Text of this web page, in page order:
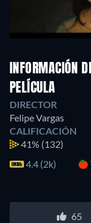
INFORMACIÓN
PELÍCULA
DIRECTOR
Felipe Vargas
CALIFICACIÓN
41% (132)
4.4 (2k)
65